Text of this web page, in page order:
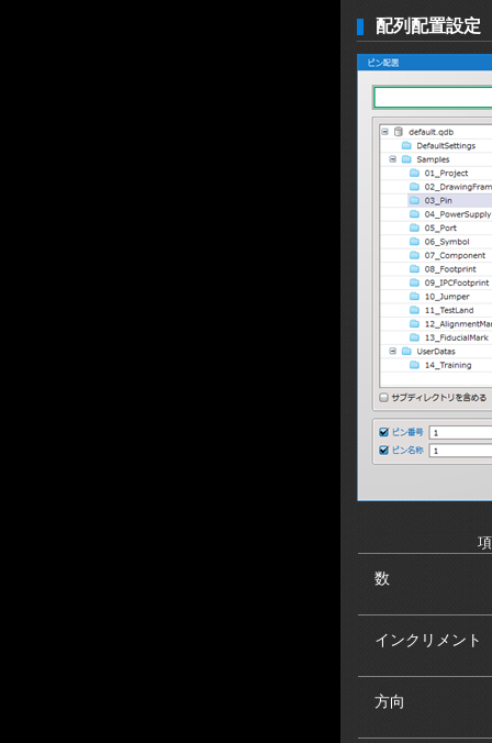
配列配置設定
数
インクリメント
方向